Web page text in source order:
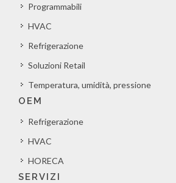
Programmabili
HVAC
Refrigerazione
Soluzioni Retail
Temperatura, umidità, pressione
OEM
Refrigerazione
HVAC
HORECA
SERVIZI